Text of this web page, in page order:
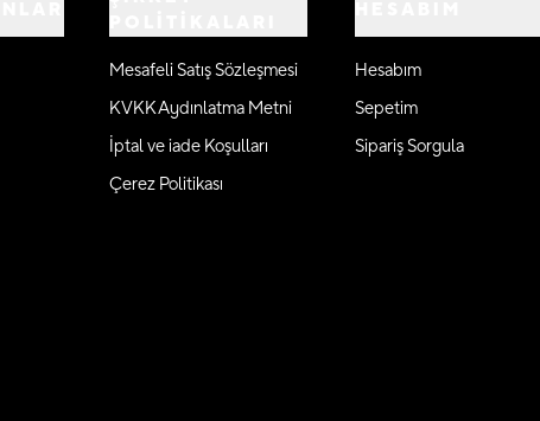
Mesafeli Satış Sözleşmesi
KVKK Aydınlatma Metni
İptal ve iade Koşulları
Çerez Politikası
Hesabım
Sepetim
Sipariş Sorgula